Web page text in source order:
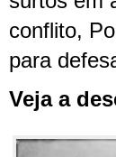
conflito,
para
Veja a